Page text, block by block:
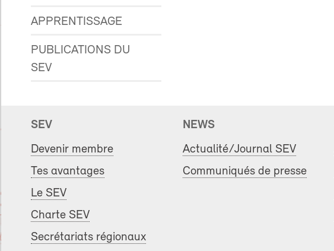
APPRENTISSAGE
PUBLICATIONS DU
SEV
SEV
Devenir membre
Tes avantages
Le SEV
Charte SEV
Secrétariats régionaux
NEWS
Actualité/Journal SEV
Communiqués de presse